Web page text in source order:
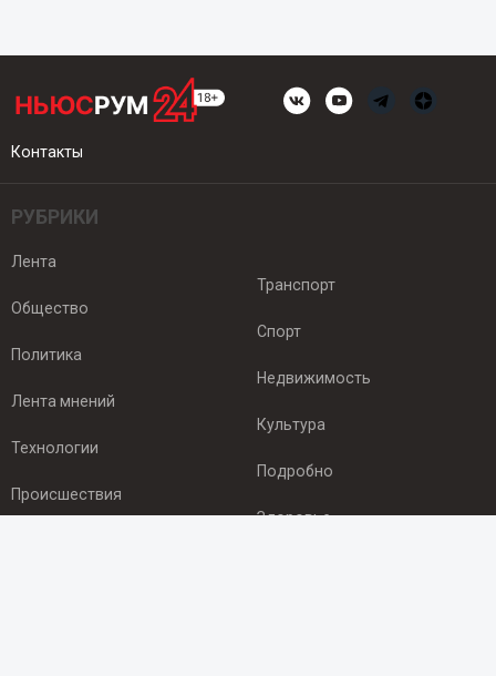
Контакты
РУБРИКИ
Лента
Общество
Политика
Лента мнений
Технологии
Происшествия
Транспорт
Спорт
Недвижимость
Культура
Подробно
Здоровье